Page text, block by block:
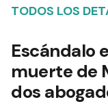
TODOS LOS
Escándalo
muerte de
dos